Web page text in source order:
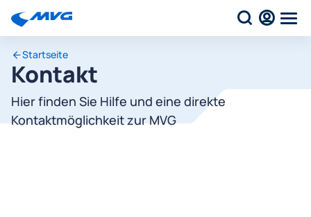
Startseite
Kontakt
Hier finden Sie Hilfe und eine direkte
Kontaktmöglichkeit zur MVG